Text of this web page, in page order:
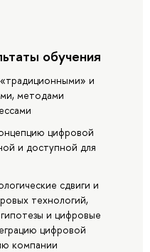
обучения
и
методами
цифровой
и доступной для
сдвиги и
технологий,
и цифровые
цифровой
компании